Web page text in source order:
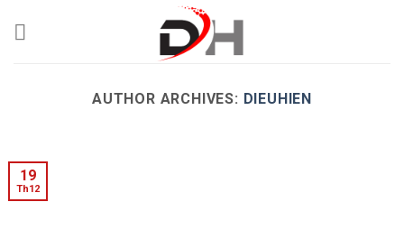
AUTHOR ARCHIVES: DIEUHIEN
19
Th12